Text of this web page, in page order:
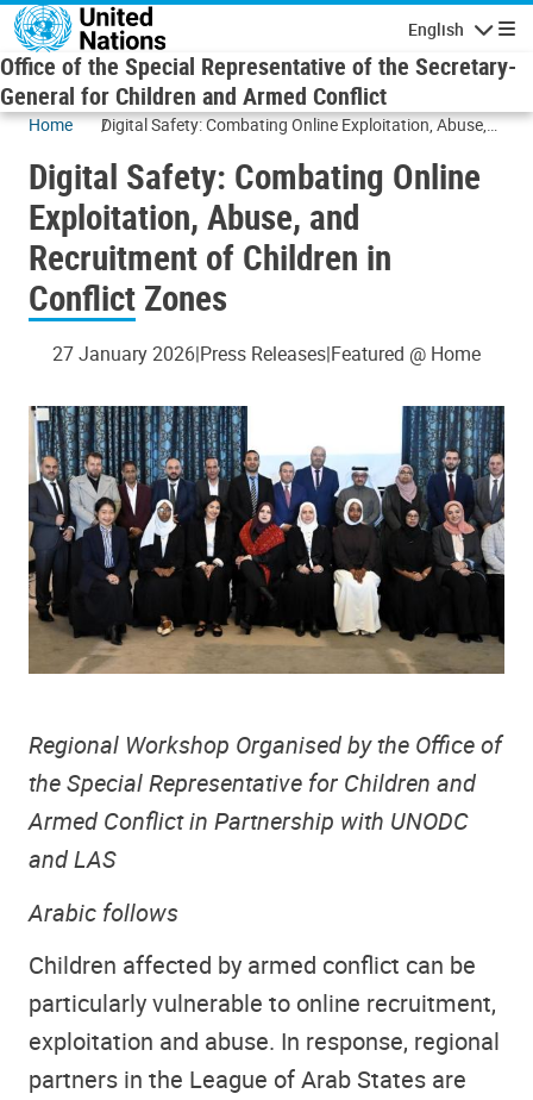
Skip to main content
English
Office of the Special Representative of the Secretary-
General for Children and Armed Conflict
Home
Digital Safety: Combating Online Exploitation, Abuse,
Digital Safety: Combating Online
Exploitation, Abuse, and
Recruitment of Children in
Conflict Zones
27 January 2026 Press Releases Featured @ Home
Regional Workshop Organised by the Office of
the Special Representative for Children and
Armed Conflict in Partnership with UNODC
and LAS
Arabic follows
Children affected by armed conflict can be
particularly vulnerable to online recruitment,
exploitation and abuse. In response, regional
partners in the League of Arab States are